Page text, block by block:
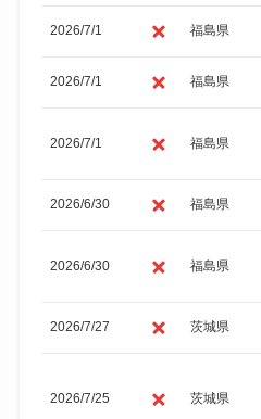
2026/7/1 福島県
2026/7/1 福島県
2026/7/1 福島県
2026/6/30 福島県
2026/6/30 福島県
2026/7/27 茨城県
2026/7/25 茨城県